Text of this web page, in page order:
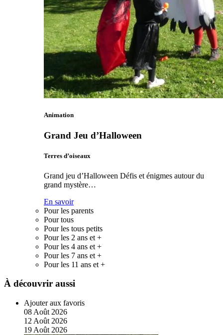
Animation
Grand Jeu d’Halloween
Terres d’oiseaux
Grand jeu d’Halloween Défis et énigmes autour du
grand mystère…
En savoir
Pour les parents
Pour tous
Pour les tous petits
Pour les 2 ans et +
Pour les 4 ans et +
Pour les 7 ans et +
Pour les 11 ans et +
À découvrir aussi
Ajouter aux favoris
08 Août 2026
12 Août 2026
19 Août 2026